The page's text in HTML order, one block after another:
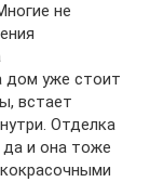
не
дом уже стоит
встает
Отделка
да и она тоже